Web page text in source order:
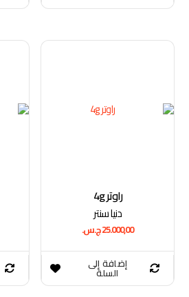
راوتر 4g
دنيا سنتر
25.000,00ج.س.
إضافة إلى
السلة